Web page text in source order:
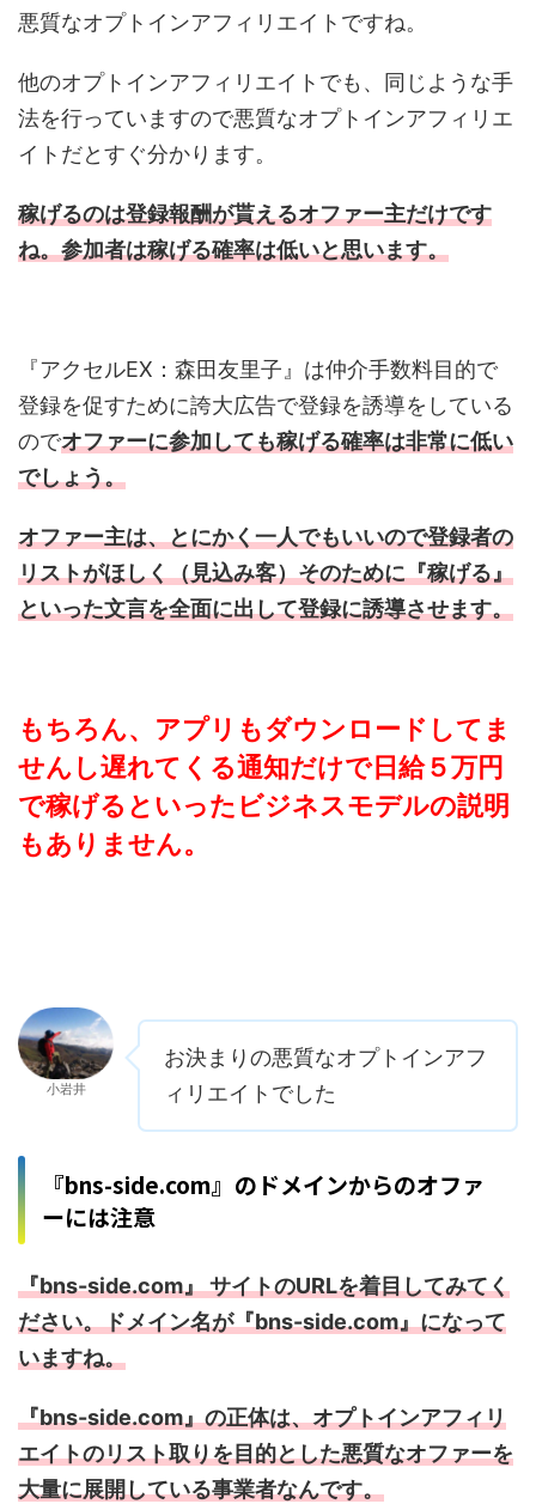
悪質なオプトインアフィリエイトですね。
他のオプトインアフィリエイトでも、同じような手
法を行っていますので悪質なオプトインアフィリエ
イトだとすぐ分かります。
稼げるのは登録報酬が貰えるオファー主だけです
ね。参加者は稼げる確率は低いと思います。
『アクセルEX：森田友里子』は仲介手数料目的で
登録を促すために誇大広告で登録を誘導をしている
のでオファーに参加しても稼げる確率は非常に低い
でしょう。
オファー主は、とにかく一人でもいいので登録者の
リストがほしく（見込み客）そのために『稼げる』
といった文言を全面に出して登録に誘導させます。
もちろん、アプリもダウンロードしてま
せんし遅れてくる通知だけで日給５万円
で稼げるといったビジネスモデルの説明
もありません。
小岩井
お決まりの悪質なオプトインアフ
ィリエイトでした
『bns-side.com』のドメインからのオファ
ーには注意
『bns-side.com』 サイトのURLを着目してみてく
ださい。ドメイン名が『bns-side.com』になって
いますね。
『bns-side.com』の正体は、オプトインアフィリ
エイトのリスト取りを目的とした悪質なオファーを
大量に展開している事業者なんです。